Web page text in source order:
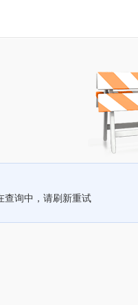
查询中，请刷新重试